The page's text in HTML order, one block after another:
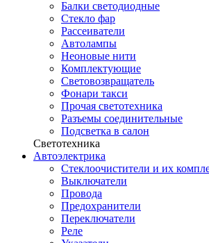
Балки светодиодные
Стекло фар
Рассеиватели
Автолампы
Неоновые нити
Комплектующие
Световозвращатель
Фонари такси
Прочая светотехника
Разъемы соединительные
Подсветка в салон
Светотехника
Автоэлектрика
Стеклоочистители и их
Выключатели
Провода
Предохранители
Переключатели
Реле